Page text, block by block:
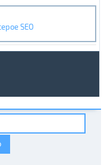
SEO